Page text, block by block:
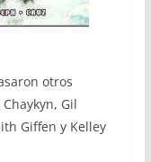
otros
Gil
Giffen y Kelley